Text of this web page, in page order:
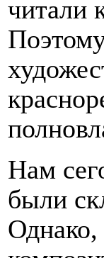
читали
Нам
были
Однако,